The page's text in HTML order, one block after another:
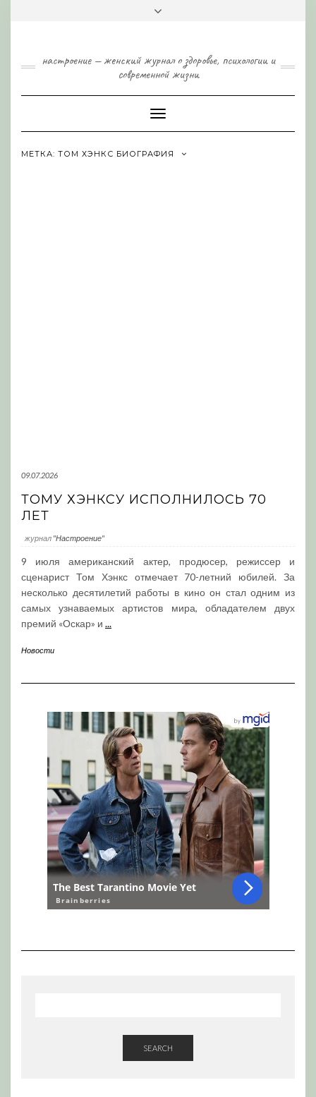
настроение — женский журнал о здоровье, психологии и
современной жизни
Toggle
Navigation
МЕТКА: ТОМ ХЭНКС БИОГРАФИЯ
09.07.2026
ТОМУ ХЭНКСУ ИСПОЛНИЛОСЬ 70
ЛЕТ
журнал "Настроение"
9 июля американский актер, продюсер, режиссер и
сценарист Том Хэнкс отмечает 70-летний юбилей. За
несколько десятилетий работы в кино он стал одним из
самых узнаваемых артистов мира, обладателем двух
премий «Оскар» и ...
Новости
SEARCH